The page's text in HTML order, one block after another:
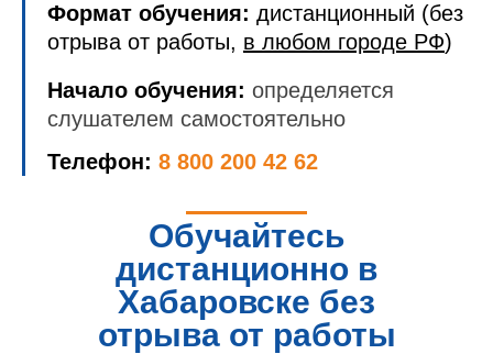
Формат обучения: дистанционный (без
отрыва от работы, в любом городе РФ)
Начало обучения: определяется
слушателем самостоятельно
Телефон: 8 800 200 42 62
Обучайтесь
дистанционно в
Хабаровске без
отрыва от работы